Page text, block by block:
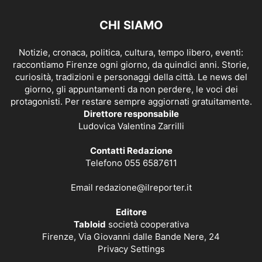
CHI SIAMO
Notizie, cronaca, politica, cultura, tempo libero, eventi:
raccontiamo Firenze ogni giorno, da quindici anni. Storie,
curiosità, tradizioni e personaggi della città. Le news del
giorno, gli appuntamenti da non perdere, le voci dei
protagonisti. Per restare sempre aggiornati gratuitamente.
Direttore responsabile
Ludovica Valentina Zarrilli
Contatti Redazione
Telefono 055 6587611
Email redazione@ilreporter.it
Editore
Tabloid società cooperativa
Firenze, Via Giovanni dalle Bande Nere, 24
Privacy Settings